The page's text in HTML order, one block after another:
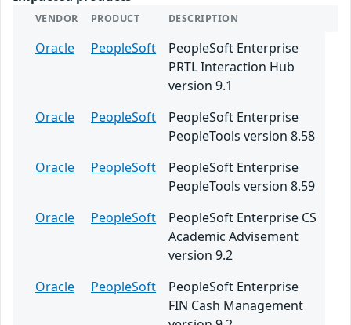
VENDOR PRODUCT DESCRIPTION
Oracle PeopleSoft
PeopleSoft Enterprise
PRTL Interaction Hub
version 9.1
Oracle
PeopleSoft
PeopleSoft Enterprise
PeopleTools version 8.58
Oracle
PeopleSoft
PeopleSoft Enterprise
PeopleTools version 8.59
Oracle
PeopleSoft
PeopleSoft Enterprise CS
Academic Advisement
version 9.2
Oracle
PeopleSoft
PeopleSoft Enterprise
FIN Cash Management